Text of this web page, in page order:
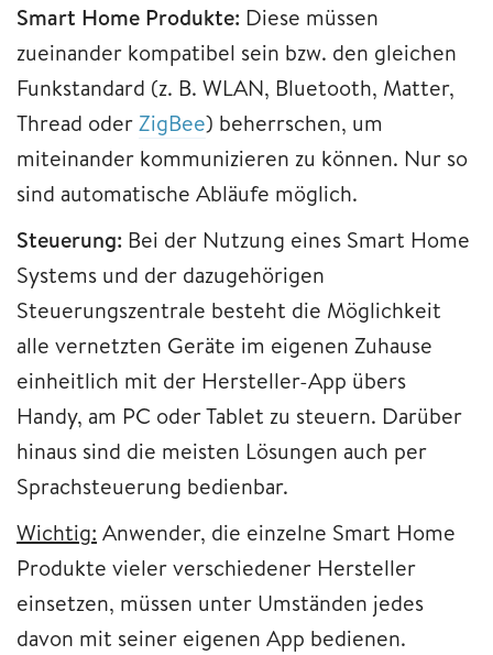
Smart Home Produkte: Diese müssen
zueinander kompatibel sein bzw. den gleichen
Funkstandard (z. B. WLAN, Bluetooth, Matter,
Thread oderZigBee) beherrschen, um
miteinander kommunizieren zu können. Nur so
sind automatische Abläufe möglich.
Steuerung: Bei der Nutzung eines Smart Home
Systems und der dazugehörigen
Steuerungszentrale besteht die Möglichkeit
alle vernetzten Geräte im eigenen Zuhause
einheitlich mit der Hersteller-App übers
Handy, am PC oder Tablet zu steuern. Darüber
hinaus sind die meisten Lösungen auch per
Sprachsteuerung bedienbar.
Wichtig: Anwender, die einzelne Smart Home
Produkte vieler verschiedener Hersteller
einsetzen, müssen unter Umständen jedes
davon mit seiner eigenen App bedienen.